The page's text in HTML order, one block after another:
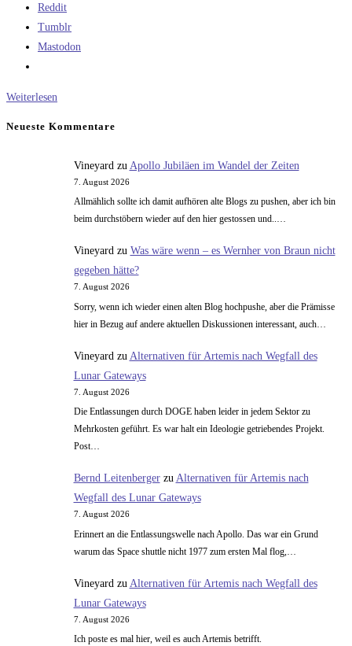
Reddit
Tumblr
Mastodon
Weiterlesen
Tscheljabinsk
Typs
Neueste Kommentare
Vineyard zu Apollo Jubiläen im Wandel der Zeiten
7. August 2026
Allmählich sollte ich damit aufhören alte Blogs zu pushen, aber ich bin
beim durchstöbern wieder auf den hier gestossen und..…
Vineyardzu Was wäre wenn – es Wernher von Braun nicht
gegeben hätte?
7. August 2026
Sorry, wenn ich wieder einen alten Blog hochpushe, aber die Prämisse
hier in Bezug auf andere aktuellen Diskussionen interessant, auch…
Vineyard zu Alternativen für Artemis nach Wegfall des
Lunar Gateways
7. August 2026
Die Entlassungen durch DOGE haben leider in jedem Sektor zu
Mehrkosten geführt. Es war halt ein Ideologie getriebendes Projekt.
Post…
Bernd Leitenbergerzu Alternativen für Artemis nach
Wegfall des Lunar Gateways
7. August 2026
Erinnert an die Entlassungswelle nach Apollo. Das war ein Grund
warum das Space shuttle nicht 1977 zum ersten Mal flog,…
Vineyard zu Alternativen für Artemis nach Wegfall des
Lunar Gateways
7. August 2026
Ich poste es mal hier, weil es auch Artemis betrifft.